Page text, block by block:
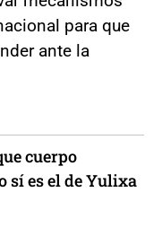
para que
ante la
cuerpo
sí es el de Yulixa